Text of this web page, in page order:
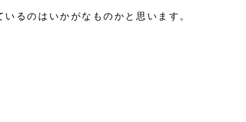
るのはいかがなものかと思います。